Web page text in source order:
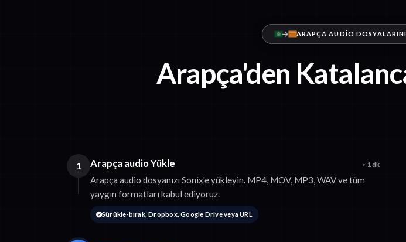
ARAPÇA AUDIO
Arapça'den
1 Arapça audio Yükle ~1 dk
Arapça audio dosyanızı Sonix'e yükleyin. MP4, MOV, MP3, WAV ve tüm
yaygın formatları kabul ediyoruz.
Sürükle-bırak, Dropbox, Google Drive veya URL